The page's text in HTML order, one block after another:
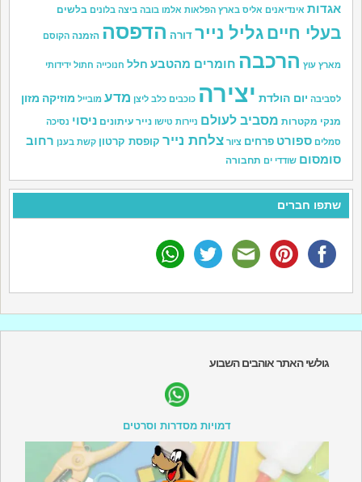
אגדות אינדיאנים אליס בארץ הפלאות אלמו בובה ביצה בלונים בלשים
בעלי חיים גליל נייר דורה הדפסה הזמנה הקוסם
מארץ עוץ הרכבה חומרים מהטבע חלל חנוכייה חתול ידידותי
לסביבה יום הולדת יצירה כוכבים כלב ליצן מדע מובייל מוזיקה מזון
מנקי מקטרות מסביב לעולם ניירות טישו נייר עיתונים ניסוי נסיכה
סמלים ספורט פרחים ציור צלחת נייר קופסת קרטון קשת בענן רחוב
סומסום שודדי ים תחבורה
שתפו חברים
גולשי האתר אוהבים השבוע
דמויות מסדרות וסרטים